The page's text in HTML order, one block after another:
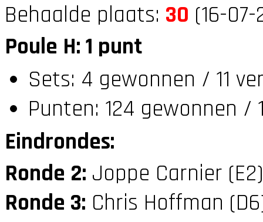
Behaalde plaats: 30 (16-
Poule H: 1 punt
Sets: 4 gewonnen / 11
Punten: 124 gewonnen /
Eindrondes:
Ronde 2: Joppe Carnier
Ronde 3: Chris Hoffman